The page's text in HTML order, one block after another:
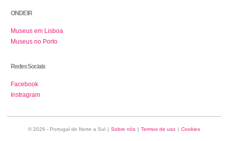
ONDE IR
Museus em Lisboa
Museus no Porto
Redes Sociais
Facebook
Instragram
© 2026 - Portugal de Norte a Sul | Sobre nós | Termos de uso | Cookies